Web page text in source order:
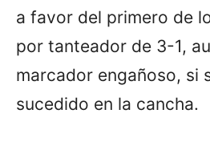
a favor del primero de
por tanteador de 3-1,
marcador engañoso, si
sucedido en la cancha.